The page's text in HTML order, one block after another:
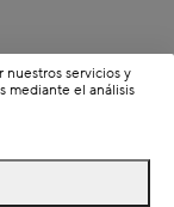
nuestros servicios y
mediante el análisis